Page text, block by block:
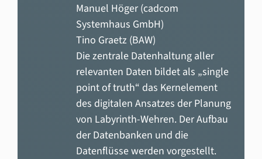
Manuel Höger (cadcom
Systemhaus GmbH)
Tino Graetz (BAW)
Die zentrale Datenhaltung aller
relevanten Daten bildet als „single
point of truth“ das Kernelement
des digitalen Ansatzes der Planung
von Labyrinth-Wehren. Der Aufbau
der Datenbanken und die
Datenflüsse werden vorgestellt.